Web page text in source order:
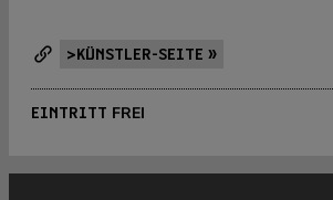
>KÜNSTLER-SEITE »
EINTRITT FREI